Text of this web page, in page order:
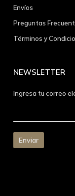
Envíos
Preguntas
Términos y
NEWSLETTER
Ingresa tu correo